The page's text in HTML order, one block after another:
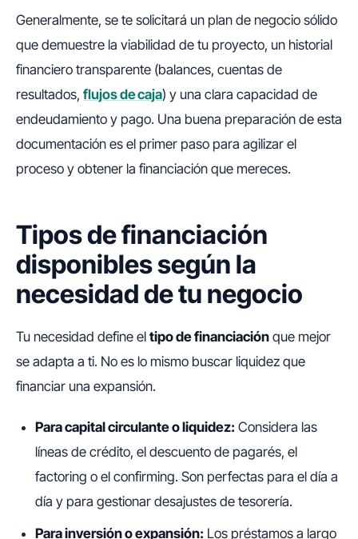
Generalmente, se te solicitará un plan de negocio sólido
que demuestre la viabilidad de tu proyecto, un historial
financiero transparente (balances, cuentas de
resultados, flujos de caja) y una clara capacidad de
endeudamiento y pago. Una buena preparación de esta
documentación es el primer paso para agilizar el
proceso y obtener la financiación que mereces.
Tipos de financiación
disponibles según la
necesidad de tu negocio
Tu necesidad define el tipo de financiación que mejor
se adapta a ti. No es lo mismo buscar liquidez que
financiar una expansión.
Para capital circulante o liquidez: Considera las
líneas de crédito, el descuento de pagarés, el
factoring o el confirming. Son perfectas para el día a
día y para gestionar desajustes de tesorería.
Para inversión o expansión: Los préstamos a largo